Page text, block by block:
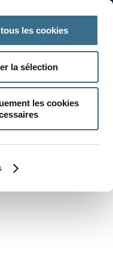
les cookies
la sélection
les cookies